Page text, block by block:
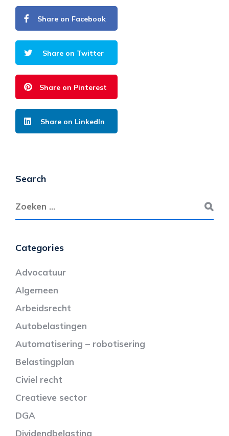
Share on Facebook
Share on Twitter
Share on Pinterest
Share on LinkedIn
Search
Categories
Advocatuur
Algemeen
Arbeidsrecht
Autobelastingen
Automatisering – robotisering
Belastingplan
Civiel recht
Creatieve sector
DGA
Dividendbelasting